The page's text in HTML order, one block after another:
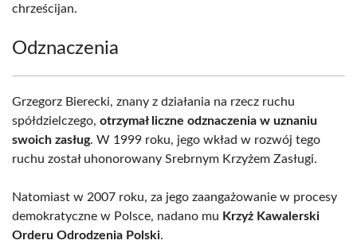
chrześcijan.
Odznaczenia
Grzegorz Bierecki, znany z działania na rzecz ruchu
spółdzielczego, otrzymał liczne odznaczenia w uznaniu
swoich zasług. W 1999 roku, jego wkład w rozwój tego
ruchu został uhonorowany Srebrnym Krzyżem Zasługi.
Natomiast w 2007 roku, za jego zaangażowanie w procesy
demokratyczne w Polsce, nadano mu Krzyż Kawalerski
Orderu Odrodzenia Polski.